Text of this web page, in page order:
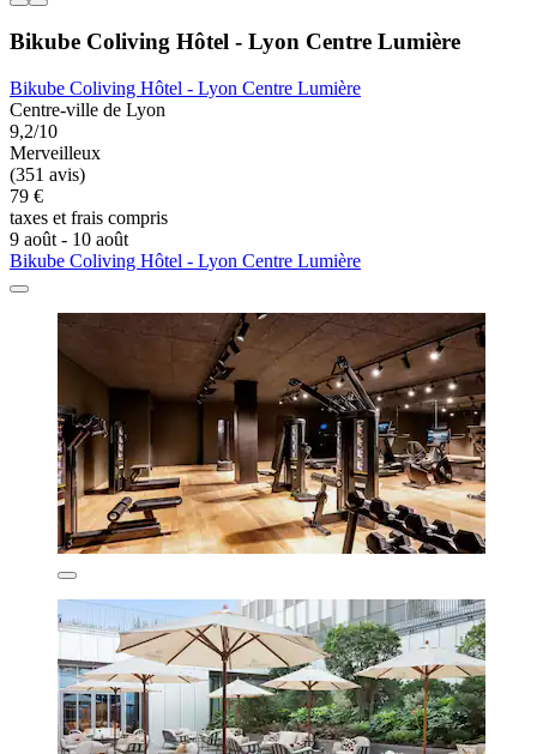
Bikube Coliving Hôtel - Lyon Centre Lumière
Bikube Coliving Hôtel - Lyon Centre Lumière
Centre-ville de Lyon
9,2/10
Merveilleux
(351 avis)
79 €
taxes et frais compris
9 août - 10 août
Bikube Coliving Hôtel - Lyon Centre Lumière